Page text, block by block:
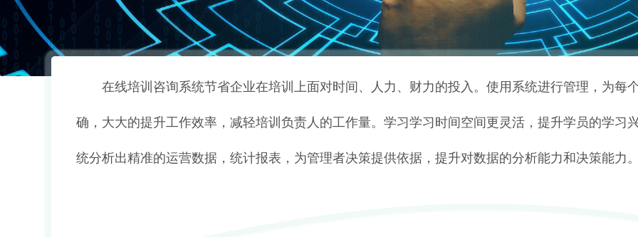
在线培训咨询系统节省企业在培训上面对时间、人力、财力的投入。使用系统进行管理，为每
确，大大的提升工作效率，减轻培训负责人的工作量。学习学习时间空间更灵活，提升学员的学习
统分析出精准的运营数据，统计报表，为管理者决策提供依据，提升对数据的分析能力和决策能力